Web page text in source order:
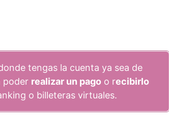
tengas la cuenta ya sea de
realizar un pagoo recibirlo
o billeteras virtuales.